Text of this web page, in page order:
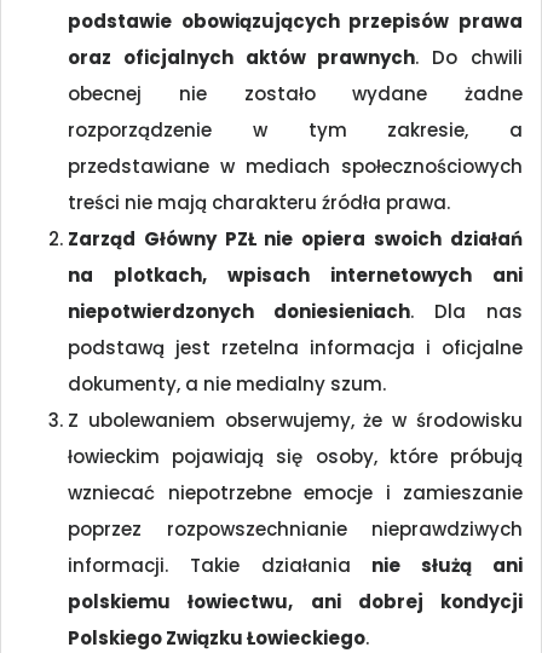
podstawie obowiązujących przepisów prawa
oraz oficjalnych aktów prawnych. Do chwili
obecnej nie zostało wydane żadne
rozporządzenie w tym zakresie, a
przedstawiane w mediach społecznościowych
treści nie mają charakteru źródła prawa.
Zarząd Główny PZŁ nie opiera swoich działań
na plotkach, wpisach internetowych ani
niepotwierdzonych doniesieniach. Dla nas
podstawą jest rzetelna informacja i oficjalne
dokumenty, a nie medialny szum.
Z ubolewaniem obserwujemy, że w środowisku
łowieckim pojawiają się osoby, które próbują
wzniecać niepotrzebne emocje i zamieszanie
poprzez rozpowszechnianie nieprawdziwych
informacji. Takie działania nie służą ani
polskiemu łowiectwu, ani dobrej kondycji
Polskiego Związku Łowieckiego.